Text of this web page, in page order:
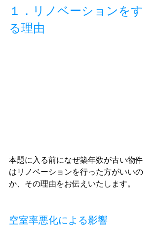
１．リノベーションをす
る理由
本題に入る前になぜ築年数が古い物件
はリノベーションを行った方がいいの
か、その理由をお伝えいたします。
空室率悪化による影響